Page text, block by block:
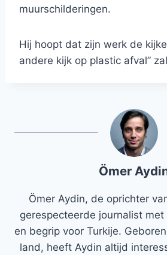
muurschilderingen.
Hij hoopt dat zijn werk de
andere kijk op plastic afval”
Ömer
Ömer Aydin, de oprichter
gerespecteerde journalist
en begrip voor Turkije.
land, heeft Aydin altijd